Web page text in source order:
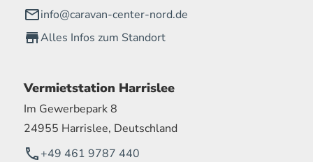
info@caravan-center-nord.de
Alles Infos zum Standort
Vermietstation Harrislee
Im Gewerbepark 8
24955 Harrislee, Deutschland
+49 461 9787 440